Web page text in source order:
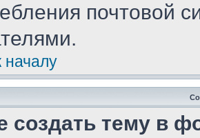
почтовой
началу
создать тему в